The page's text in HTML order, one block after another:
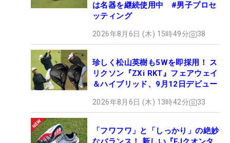
は名器を継続使用中 #男子プロセ
ッティング
2026年8月6日 (木) 15時49分 38
珍しく松山英樹も5Wを即採用！ ス
リクソン『ZXi RKT』フェアウェイ
＆ハイブリッド、9月12日デビュー
2026年8月6日 (木) 13時42分 33
「フワフワ」と「しっかり」の絶妙